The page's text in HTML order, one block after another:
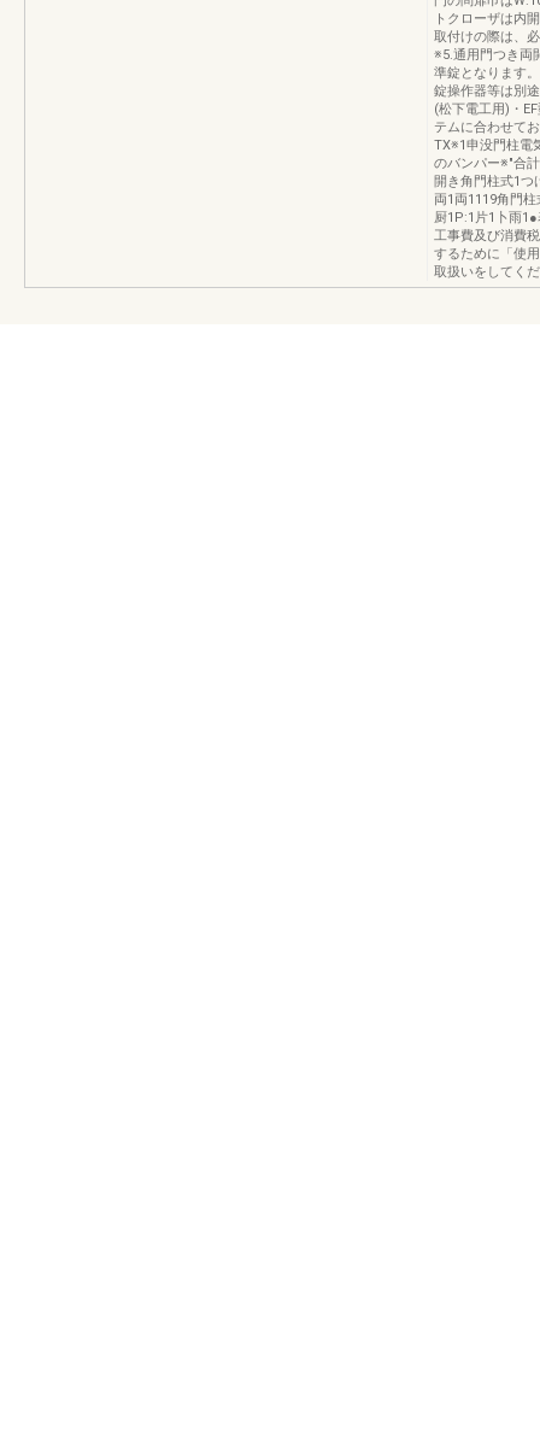
トクローザは内
取付けの際は、
※5.通用門つき両
準錠となります
錠操作器等は別
(松下電工用)・
テムに合わせて
TX※1申没門柱電
のバンパー※″合
開き角門柱式1
両1両1119角門
厨1P:1片1卜雨
工事費及び消費
するために「使
取扱いをしてく